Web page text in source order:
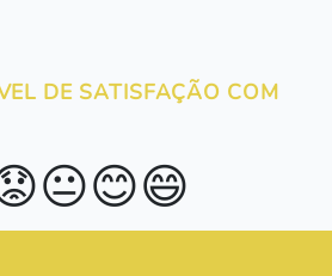
DE SATISFAÇÃO COM
😐😊😄